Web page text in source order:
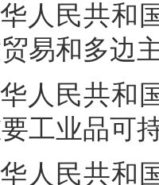
华人民共
易和多边
华人民共
工业品可
华人民共